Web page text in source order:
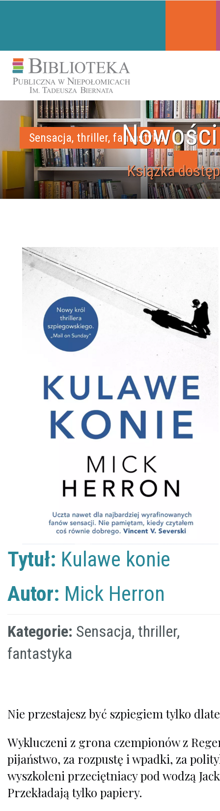
Sensacja, thriller, fantastyka
Książka
Tytuł: Kulawe konie
Autor: Mick Herron
Kategorie: Sensacja, thriller,
fantastyka
Nie przestajesz być szpiegiem tylko
Wykluczeni z grona czempionów z
pijaństwo, za rozpustę i wpadki, za
wyszkoleni przeciętniacy pod wodzą
Przekładają tylko papiery.